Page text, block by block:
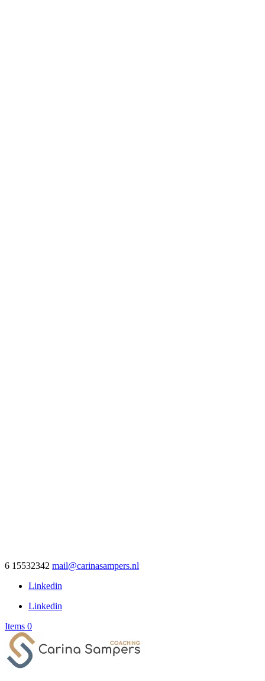
6 15532342 mail@carinasampers.nl
Linkedin
Linkedin
Items 0